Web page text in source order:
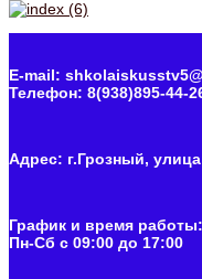
E-mail:
Телефон: 8(938)895-44-
Адрес: г.Грозный,
График и время работы:
Пн-Cб с 09:00 до 17:00